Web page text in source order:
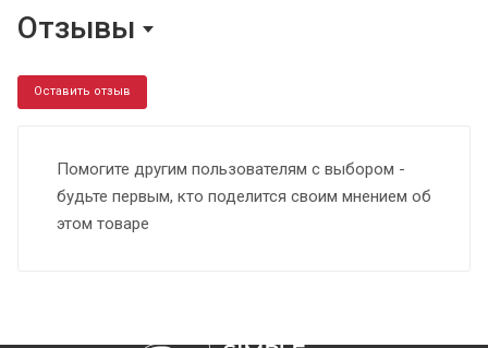
Отзывы
Оставить отзыв
Помогите другим пользователям с выбором -
будьте первым, кто поделится своим мнением об
этом товаре